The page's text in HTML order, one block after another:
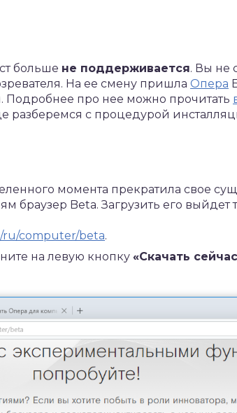
больше не поддерживается. Вы не
На ее смену пришла Опера
про нее можно прочитать
разберемся с процедурой
момента прекратила свое
браузер Beta. Загрузить его выйдет
ru/computer/beta.
на левую кнопку «Скачать